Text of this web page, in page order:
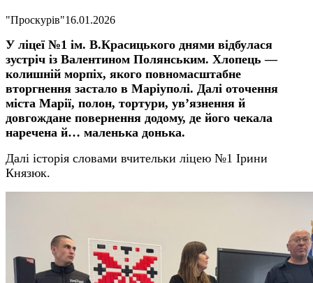
"Проскурів"16.01.2026
У ліцеї №1 ім. В.Красицького днями відбулася
зустріч із Валентином Полянським. Хлопець —
колишній морпіх, якого повномасштабне
вторгнення застало в Маріуполі. Далі оточення
міста Марії, полон, тортури, ув’язнення й
довгождане повернення додому, де його чекала
наречена й… маленька донька.
Далі історія словами вчительки ліцею №1 Ірини
Князюк.